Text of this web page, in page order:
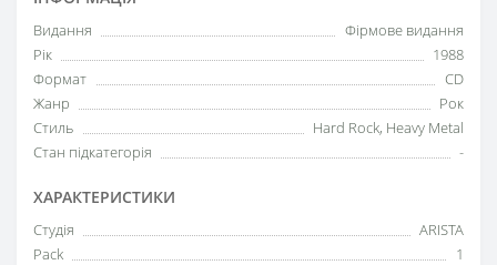
Видання
Фірмове видання
Рік
1988
Формат
CD
Жанр
Рок
Стиль
Hard Rock, Heavy Metal
Стан підкатегорія
-
ХАРАКТЕРИСТИКИ
Студія
ARISTA
Pack
1